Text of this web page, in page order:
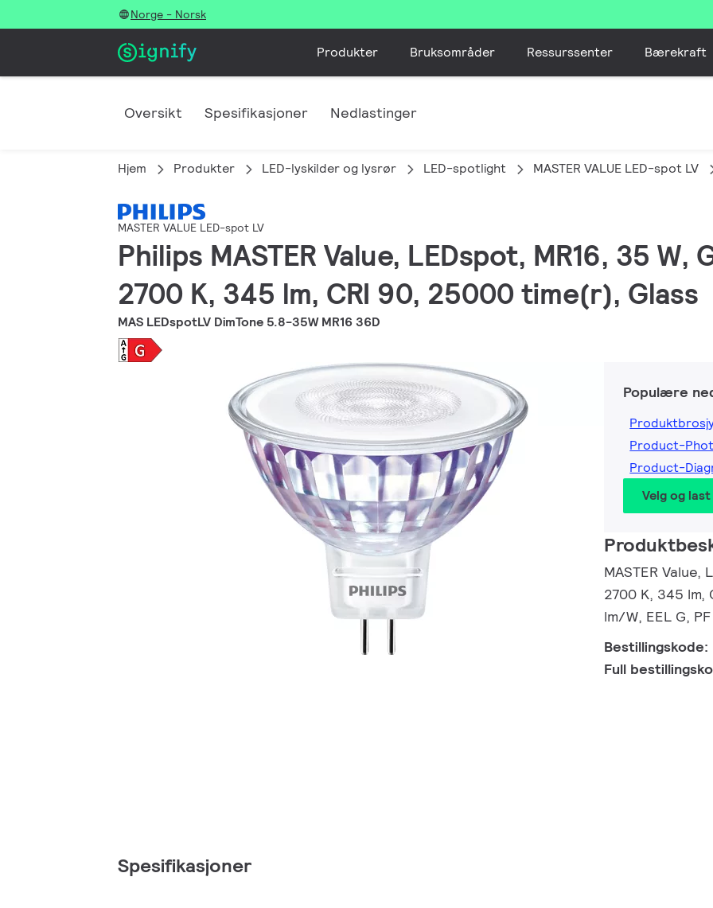
Norge - Norsk
Produkter Bruksområder Ressurssenter Bærekraft
Oversikt Spesifikasjoner Nedlastinger
Hjem Produkter LED-lyskilder og lysrør LED-spotlight MASTER VALUE LED-spot LV
MASTER VALUE LED-spot LV
Philips MASTER Value, LEDspot, MR16, 35 W,
2700 K, 345 lm, CRI 90, 25000 time(r), Glass
MAS LEDspotLV DimTone 5.8-35W MR16 36D
Populære
Product-
Product-
Velg og
MASTER Value,
2700 K, 345 lm,
lm/W, EEL G,
Bestillingskode:
Full
Spesifikasjoner